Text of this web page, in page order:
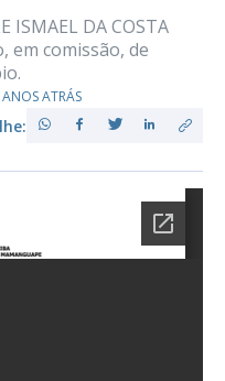
ISMAEL DA COSTA
em comissão, de
ATRÁS